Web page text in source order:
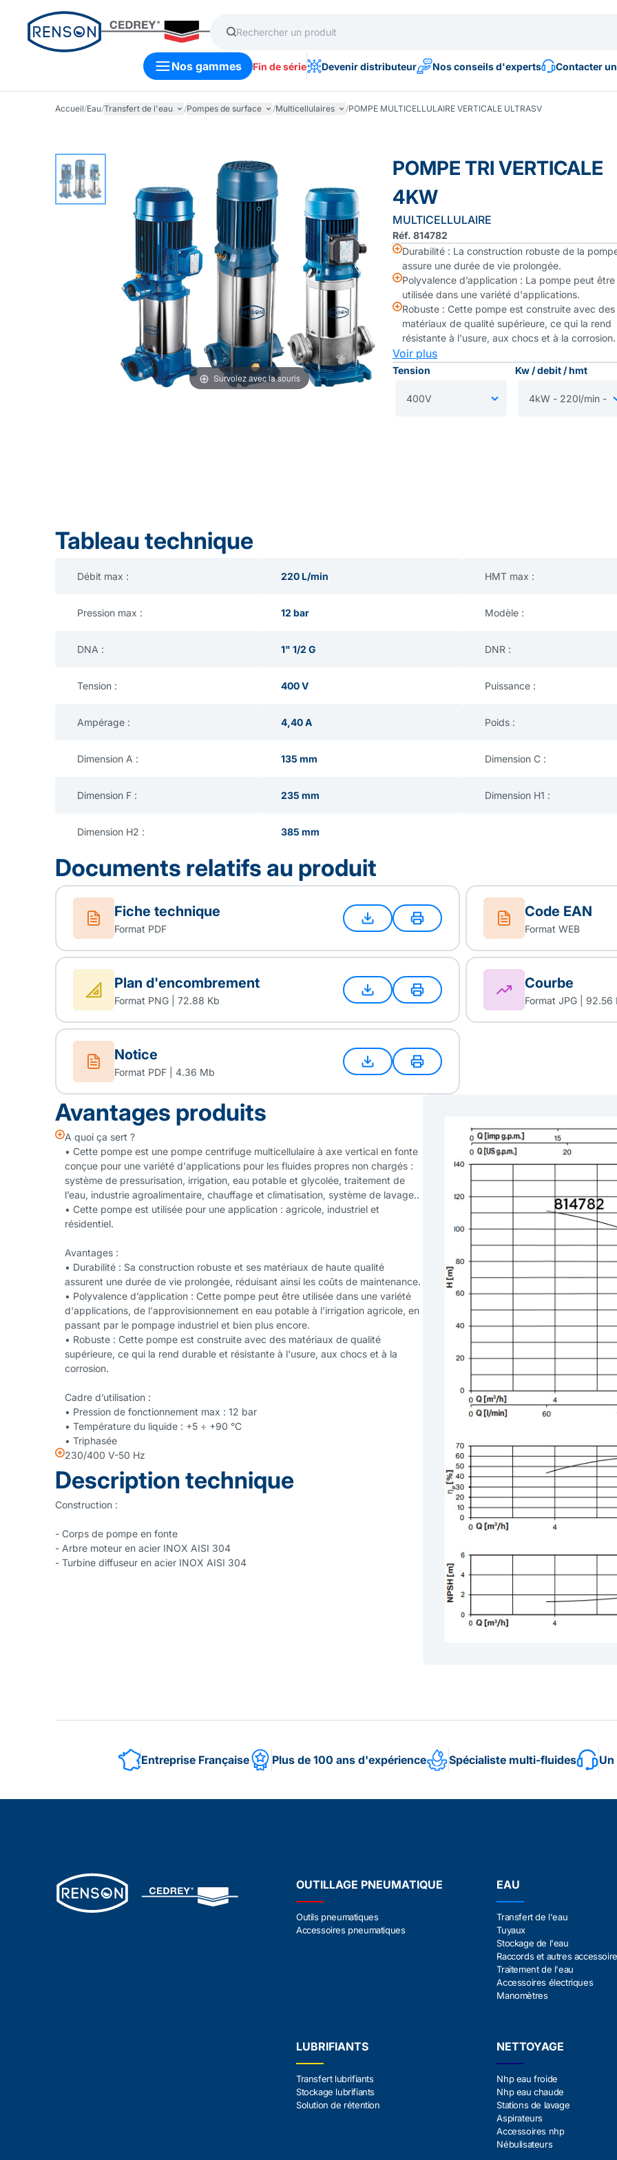
Nos gammes Fin de série Devenir distributeur Nos conseils d'experts Contacter
Accueil/Eau/Transfert de l'eau /Pompes de surface /Multicellulaires /POMPE MULTICELLULAIRE VERTICALE ULTRASV
Survolez avec la souris
POMPE TRI VERTICALE
4KW
MULTICELLULAIRE
Réf. 814782
Durabilité : La construction robuste de la
assure une durée de vie prolongée.
Polyvalence d’application : La pompe peut être
utilisée dans une variété d'applications.
Robuste : Cette pompe est construite avec des
matériaux de qualité supérieure, ce qui la rend
résistante à l'usure, aux chocs et à la corrosion.
Voir plus
Tension Kw / debit / hmt
Tableau technique
Débit max : 220 L/min HMT max :
Pression max : 12 bar Modèle :
DNA : 1" 1/2 G DNR :
Tension : 400 V Puissance :
Ampérage : 4,40 A Poids :
Dimension A : 135 mm Dimension C :
Dimension F : 235 mm Dimension H1 :
Dimension H2 : 385 mm
Documents relatifs au produit
Fiche technique
Format PDF
Code EAN
Format WEB
Plan d'encombrement
Format PNG | 72.88 Kb
Courbe
Format JPG | 92.56
Notice
Format PDF | 4.36 Mb
Avantages produits
A quoi ça sert ?
• Cette pompe est une pompe centrifuge multicellulaire à axe vertical en fonte
conçue pour une variété d'applications pour les fluides propres non chargés :
système de pressurisation, irrigation, eau potable et glycolée, traitement de
l’eau, industrie agroalimentaire, chauffage et climatisation, système de lavage..
• Cette pompe est utilisée pour une application : agricole, industriel et
résidentiel.
Avantages :
• Durabilité : Sa construction robuste et ses matériaux de haute qualité
assurent une durée de vie prolongée, réduisant ainsi les coûts de maintenance.
• Polyvalence d’application : Cette pompe peut être utilisée dans une variété
d'applications, de l'approvisionnement en eau potable à l'irrigation agricole, en
passant par le pompage industriel et bien plus encore.
• Robuste : Cette pompe est construite avec des matériaux de qualité
supérieure, ce qui la rend durable et résistante à l'usure, aux chocs et à la
corrosion.
Cadre d’utilisation :
• Pression de fonctionnement max : 12 bar
• Température du liquide : +5 ÷ +90 °C
• Triphasée
230/400 V-50 Hz
Description technique
Construction :
- Corps de pompe en fonte
- Arbre moteur en acier INOX AISI 304
- Turbine diffuseur en acier INOX AISI 304
Entreprise Française Plus de 100 ans d'expérience Spécialiste multi-fluides
OUTILLAGE PNEUMATIQUE
Outils pneumatiques
Accessoires pneumatiques
EAU
Transfert de l'eau
Tuyaux
Stockage de l'eau
Raccords et autres
Traitement de l'eau
Accessoires électriques
Manomètres
LUBRIFIANTS
Transfert lubrifiants
Stockage lubrifiants
Solution de rétention
NETTOYAGE
Nhp eau froide
Nhp eau chaude
Stations de lavage
Aspirateurs
Accessoires nhp
Nébulisateurs